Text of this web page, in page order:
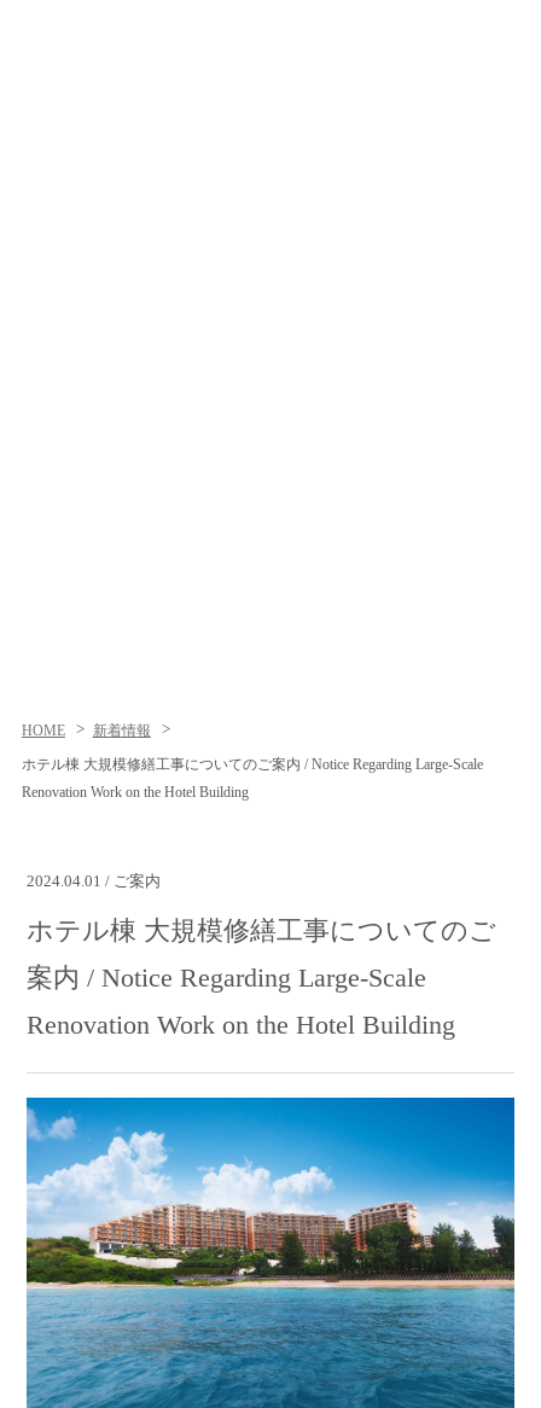
HOME
新着情報
ホテル棟 大規模修繕工事についてのご案内 / Notice Regarding Large-Scale
Renovation Work on the Hotel Building
2024.04.01 / ご案内
ホテル棟 大規模修繕工事についてのご
案内 / Notice Regarding Large-Scale
Renovation Work on the Hotel Building